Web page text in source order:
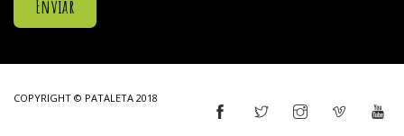
COPYRIGHT © PATALETA 2018